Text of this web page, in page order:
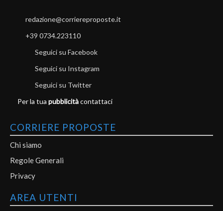
redazione@corriereproposte.it
+39 0734.223110
Seguici su Facebook
Seguici su Instagram
Seguici su Twitter
Per la tua pubblicitàcontattaci
CORRIERE PROPOSTE
Chi siamo
Regole Generali
Privacy
AREA UTENTI